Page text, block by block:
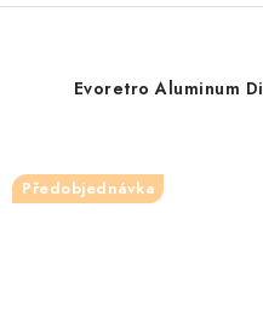
Evoretro Aluminum
Předobjednávka